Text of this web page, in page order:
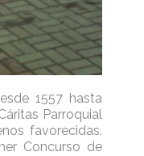
1557 hasta
Parroquial
favorecidas.
Concurso de